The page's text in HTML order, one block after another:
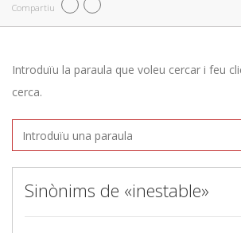
Compartiu
Introduïu la paraula que voleu cercar i feu
cerca.
Sinònims de «inestable»